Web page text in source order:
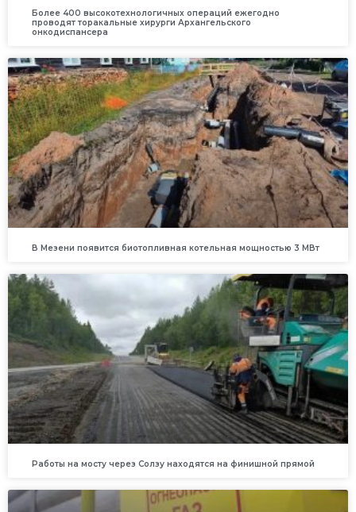
Более 400 высокотехнологичных операций ежегодно
проводят торакальные хирурги Архангельского
онкодиспансера
В Мезени появится биотопливная котельная мощностью 3 МВт
Работы на мосту через Солзу находятся на финишной прямой